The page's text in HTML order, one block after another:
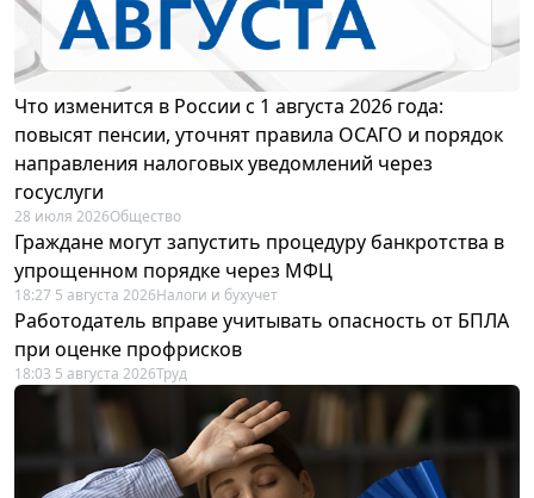
Что изменится в России с 1 августа 2026 года:
повысят пенсии, уточнят правила ОСАГО и порядок
направления налоговых уведомлений через
госуслуги
28 июля 2026Общество
Граждане могут запустить процедуру банкротства в
упрощенном порядке через МФЦ
18:27 5 августа 2026Налоги и бухучет
Работодатель вправе учитывать опасность от БПЛА
при оценке профрисков
18:03 5 августа 2026Труд